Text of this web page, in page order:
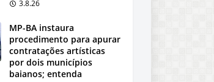
3.8.26
MP-BA instaura
procedimento para apurar
contratações artísticas
por dois municípios
baianos; entenda